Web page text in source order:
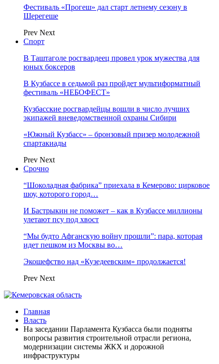
Фестиваль «Прогеш» дал старт летнему сезону в
Шерегеше
Prev Next
Спорт
В Таштаголе росгвардеец провел урок мужества для
юных боксеров
В Кузбассе в седьмой раз пройдет мультиформатный
фестиваль «НЕБОФЕСТ»
Кузбасские росгвардейцы вошли в число лучших
экипажей вневедомственной охраны Сибири
«Южный Кузбасс» – бронзовый призер молодежной
спартакиады
Prev Next
Срочно
“Шоколадная фабрика” приехала в Кемерово: цирковое
шоу, которого город…
И Бастрыкин не поможет – как в Кузбассе миллионы
улетают псу под хвост
“Мы будто Афганскую войну прошли”: пара, которая
идет пешком из Москвы во…
Экошефство над «Кузедеевским» продолжается!
Prev Next
Главная
Власть
На заседании Парламента Кузбасса были подняты
вопросы развития строительной отрасли региона,
модернизации системы ЖКХ и дорожной
инфраструктуры